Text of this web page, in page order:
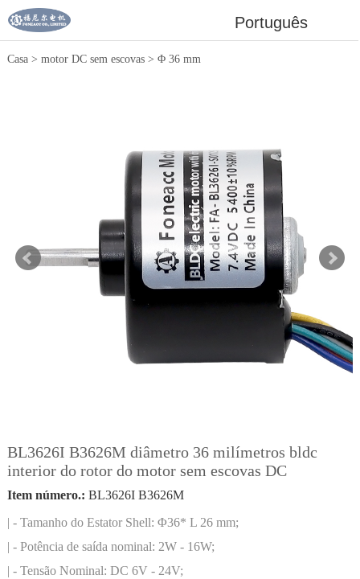
Português
Casa> motor DC sem escovas> Φ 36 mm
BL3626I B3626M diâmetro 36 milímetros bldc
interior do rotor do motor sem escovas DC
Item número.: BL3626I B3626M
| - Tamanho do Estator Shell: Φ36* L 26 mm;
| - Potência de saída nominal: 2W - 16W;
| - Tensão Nominal: DC 6V - 24V;